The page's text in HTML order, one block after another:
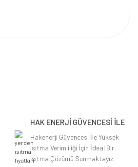
HAK ENERJİ GÜVENCESİ İLE
Hakenerji Güvencesi İle Yüksek
Isıtma Verimliliği İçin İdeal Bir
Isıtma Çözümü Sunmaktayız.